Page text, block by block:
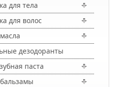
для тела
для волос
дезодоранты
паста